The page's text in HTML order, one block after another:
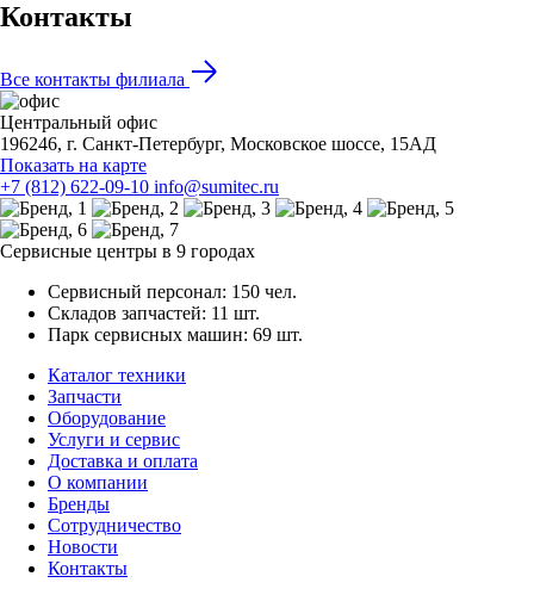
Контакты
Все контакты филиала
Центральный офис
196246, г. Санкт-Петербург, Московское шоссе, 15АД
Показать на карте
+7 (812) 622-09-10 info@sumitec.ru
Сервисные центры в 9 городах
Сервисный персонал: 150 чел.
Складов запчастей: 11 шт.
Парк сервисных машин: 69 шт.
Каталог техники
Запчасти
Оборудование
Услуги и сервис
Доставка и оплата
О компании
Бренды
Сотрудничество
Новости
Контакты